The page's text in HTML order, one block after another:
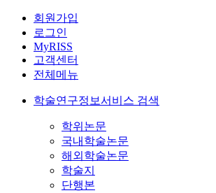
회원가입
로그인
MyRISS
고객센터
전체메뉴
학술연구정보서비스 검색
학위논문
국내학술논문
해외학술논문
학술지
단행본